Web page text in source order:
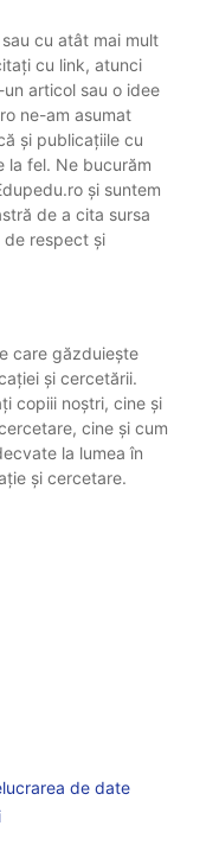
cu atât mai mult
cu link, atunci
articol sau o idee
ne-am asumat
și publicațiile cu
la fel. Ne bucurăm
și suntem
de a cita sursa
de respect și
care găzduiește
și cercetării.
copiii noștri, cine și
cine și cum
la lumea în
și cercetare.
de date